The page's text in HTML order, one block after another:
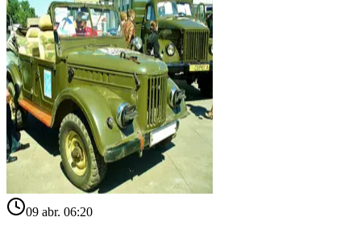
09 abr. 06:20